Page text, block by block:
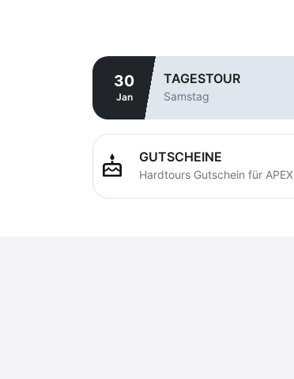
30
Jan
TAGESTOUR
Samstag
cake GUTSCHEINE
Hardtours Gutschein für APEX